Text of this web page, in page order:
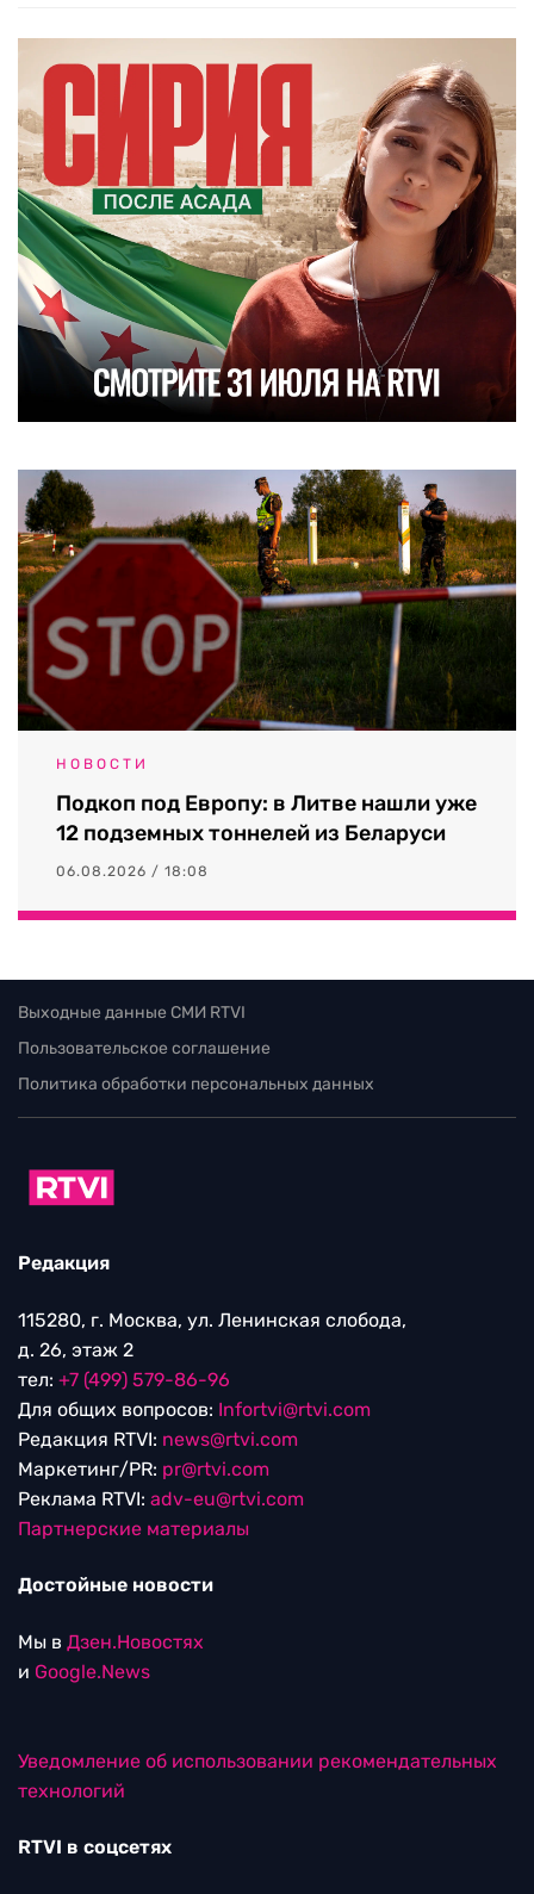
НОВОСТИ
Подкоп под Европу: в Литве нашли уже
12 подземных тоннелей из Беларуси
06.08.2026 / 18:08
Выходные данные СМИ RTVI
Пользовательское соглашение
Политика обработки персональных данных
Редакция
115280, г. Москва, ул. Ленинская слобода,
д. 26, этаж 2
тел: +7 (499) 579-86-96
Для общих вопросов: Infortvi@rtvi.com
Редакция RTVI: news@rtvi.com
Маркетинг/PR: pr@rtvi.com
Реклама RTVI: adv-eu@rtvi.com
Партнерские материалы
Достойные новости
Мы в Дзен.Новостях
и Google.News
Уведомление об использовании рекомендательных
технологий
RTVI в соцсетях